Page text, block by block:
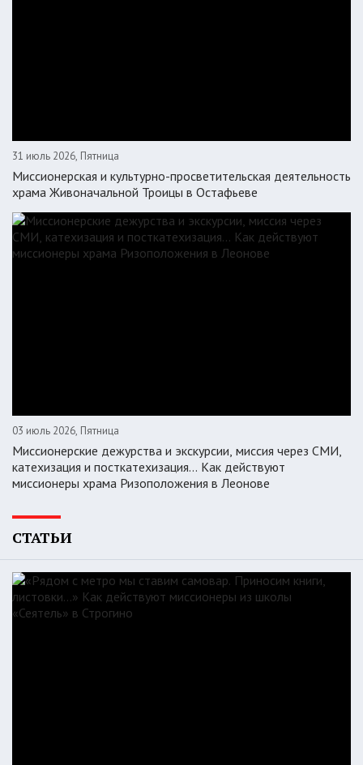
31 июль 2026, Пятница
Миссионерская и культурно-просветительская деятельность
храма Живоначальной Троицы в Остафьеве
03 июль 2026, Пятница
Миссионерские дежурства и экскурсии, миссия через СМИ,
катехизация и посткатехизация… Как действуют
миссионеры храма Ризоположения в Леонове
СТАТЬИ